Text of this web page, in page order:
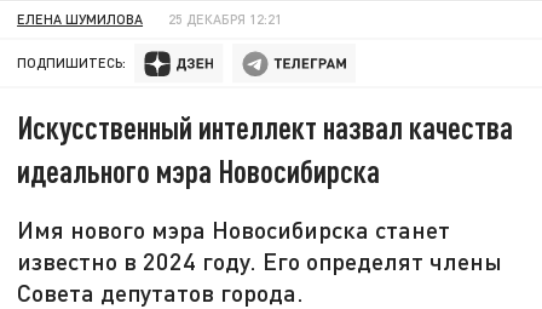
ЕЛЕНА ШУМИЛОВА 25 ДЕКАБРЯ 12:21
ПОДПИШИТЕСЬ:
Искусственный интеллект назвал качества
идеального мэра Новосибирска
Имя нового мэра Новосибирска станет
известно в 2024 году. Его определят члены
Совета депутатов города.